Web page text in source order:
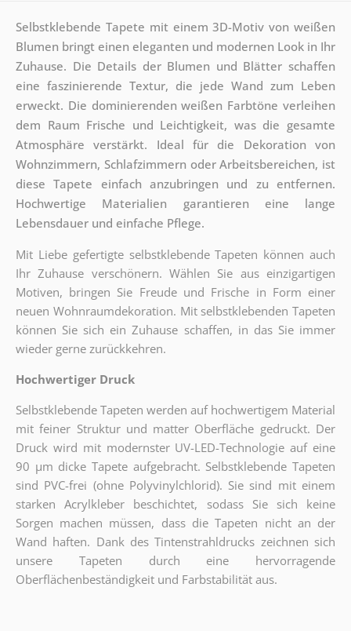
Selbstklebende Tapete mit einem 3D-Motiv von weißen
Blumen bringt einen eleganten und modernen Look in Ihr
Zuhause. Die Details der Blumen und Blätter schaffen
eine faszinierende Textur, die jede Wand zum Leben
erweckt. Die dominierenden weißen Farbtöne verleihen
dem Raum Frische und Leichtigkeit, was die gesamte
Atmosphäre verstärkt. Ideal für die Dekoration von
Wohnzimmern, Schlafzimmern oder Arbeitsbereichen, ist
diese Tapete einfach anzubringen und zu entfernen.
Hochwertige Materialien garantieren eine lange
Lebensdauer und einfache Pflege.
Mit Liebe gefertigte selbstklebende Tapeten können auch
Ihr Zuhause verschönern. Wählen Sie aus einzigartigen
Motiven, bringen Sie Freude und Frische in Form einer
neuen Wohnraumdekoration. Mit selbstklebenden Tapeten
können Sie sich ein Zuhause schaffen, in das Sie immer
wieder gerne zurückkehren.
Hochwertiger Druck
Selbstklebende Tapeten werden auf hochwertigem Material
mit feiner Struktur und matter Oberfläche gedruckt. Der
Druck wird mit modernster UV-LED-Technologie auf eine
90 µm dicke Tapete aufgebracht. Selbstklebende Tapeten
sind PVC-frei (ohne Polyvinylchlorid). Sie sind mit einem
starken Acrylkleber beschichtet, sodass Sie sich keine
Sorgen machen müssen, dass die Tapeten nicht an der
Wand haften. Dank des Tintenstrahldrucks zeichnen sich
unsere Tapeten durch eine hervorragende
Oberflächenbeständigkeit und Farbstabilität aus.